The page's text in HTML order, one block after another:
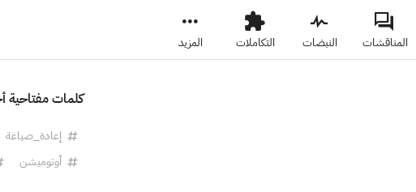
المناقشات النبضات التكاملات المزيد
كلمات مفتاحية
إعادة_صياغة
أوتوميشن